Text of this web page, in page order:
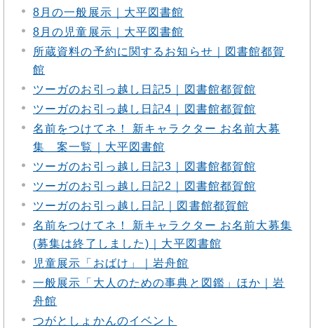
8月の一般展示｜大平図書館
8月の児童展示｜大平図書館
所蔵資料の予約に関するお知らせ｜図書館都賀
館
ツーガのお引っ越し日記5｜図書館都賀館
ツーガのお引っ越し日記4｜図書館都賀館
名前をつけてネ！ 新キャラクター お名前大募
集 案一覧｜大平図書館
ツーガのお引っ越し日記3｜図書館都賀館
ツーガのお引っ越し日記2｜図書館都賀館
ツーガのお引っ越し日記｜図書館都賀館
名前をつけてネ！ 新キャラクター お名前大募集
(募集は終了しました)｜大平図書館
児童展示「おばけ」｜岩舟館
一般展示「大人のための事典と図鑑」ほか｜岩
舟館
つがとしょかんのイベント